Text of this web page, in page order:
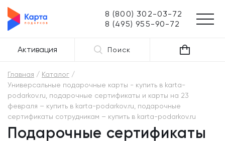
8 (800) 302-03-72
8 (495) 955-90-72
Активация Поиск
Главная
Каталог
Универсальные подарочные карты - купить в karta-
podarkov.ru, подарочные сертификаты и карты на 23
февраля – купить в karta-podarkov.ru, подарочные
сертификаты сотрудникам – купить в karta-podarkov.ru
Подарочные сертификаты